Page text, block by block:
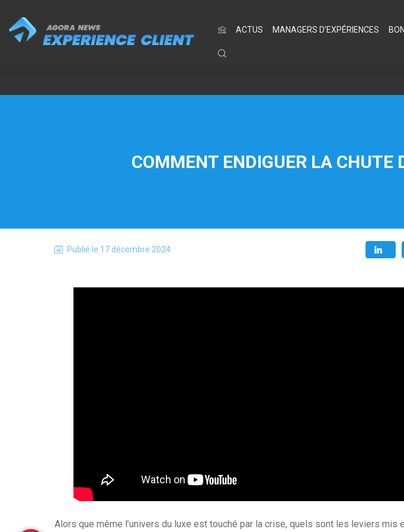
ACTUS MANAGERS D'EXPÉRIENCES
COMMENT ENDIGUER LA CHUTE
Publié le 17 décembre 2024
Alors que même l’univers du luxe est touché par la crise, quels sont les leviers mis